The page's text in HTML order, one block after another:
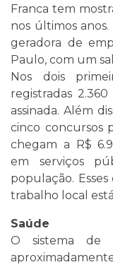
Franca tem
nos últimos
geradora de
Paulo, com um
Nos dois
registradas
assinada. Além
cinco concursos
chegam a R$
em serviços
população.
trabalho local
Saúde
O sistema de